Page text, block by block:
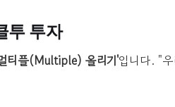
투 투자
티플(Multiple) 올리기'입니다. "